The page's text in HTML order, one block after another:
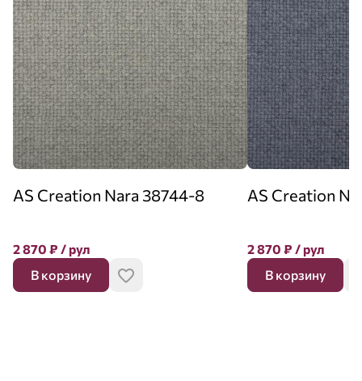
AS Creation Nara 38744-8
2 870 ₽ / рул
В корзину
AS Creation
2 870 ₽ / рул
В корзину